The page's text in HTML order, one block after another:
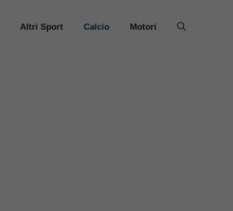
Altri Sport Calcio Motori